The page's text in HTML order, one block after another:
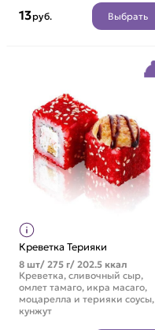
13руб. Выбрать
Креветка Терияки
8 шт/ 275 г/ 202.5 ккал
Креветка, сливочный сыр,
омлет тамаго, икра масаго,
моцарелла и терияки соусы,
кунжут